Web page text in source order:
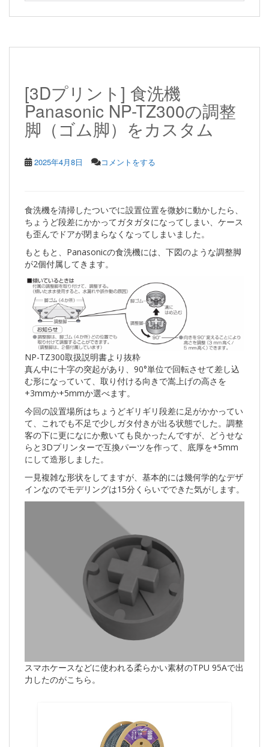
[3Dプリント] 食洗機
Panasonic NP-TZ300の調整
脚（ゴム脚）をカスタム
2025年4月8日 コメントをする
食洗機を清掃したついでに設置位置を微妙に動かしたら、
ちょうど段差にかかってガタガタになってしまい、ケース
も歪んでドアが閉まらなくなってしまいました。
もともと、Panasonicの食洗機には、下図のような調整脚
が2個付属してきます。
NP-TZ300取扱説明書より抜粋
真ん中に十字の突起があり、90°単位で回転させて差し込
む形になっていて、取り付ける向きで嵩上げの高さを
+3mmか+5mmか選べます。
今回の設置場所はちょうどギリギリ段差に足がかかってい
て、これでも不足で少しガタ付きが出る状態でした。調整
客の下に更になにか敷いても良かったんですが、どうせな
らと3Dプリンターで互換パーツを作って、底厚を+5mm
にして造形しました。
一見複雑な形状をしてますが、基本的には幾何学的なデザ
インなのでモデリングは15分くらいでできた気がします。
スマホケースなどに使われる柔らかい素材のTPU 95Aで出
力したのがこちら。